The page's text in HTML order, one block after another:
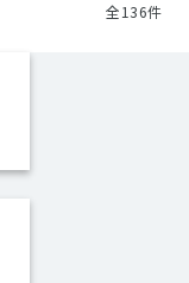
全136件